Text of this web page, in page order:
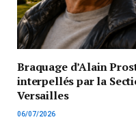
Braquage d’Alain
interpellés par la
Versailles
06/07/2026